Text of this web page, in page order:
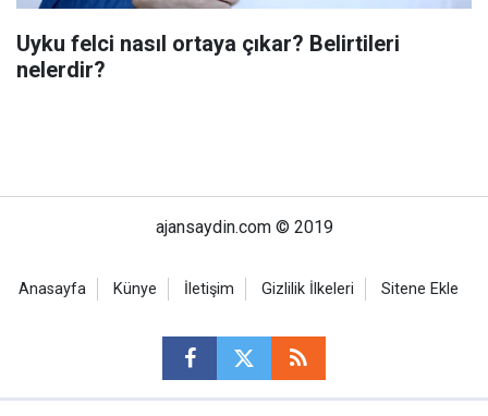
Uyku felci nasıl ortaya çıkar? Belirtileri
nelerdir?
ajansaydin.com © 2019
Anasayfa Künye İletişim Gizlilik İlkeleri Sitene Ekle